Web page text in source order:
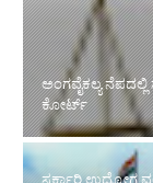
ಅಂಗವೈಕಲ್ಯ
ಕೋರ್ಟ್‌
ಸರ್ಕಾರಿ ಉದ್ಯೋಗ